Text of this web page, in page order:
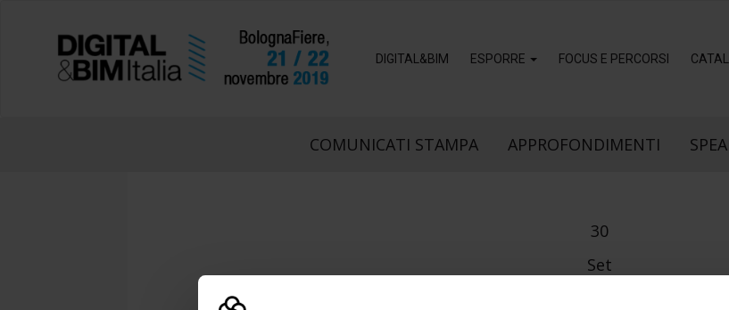
DIGITAL&BIM ESPORRE FOCUS E PERCORSI
COMUNICATI STAMPA APPROFONDIMENTI
30
Set